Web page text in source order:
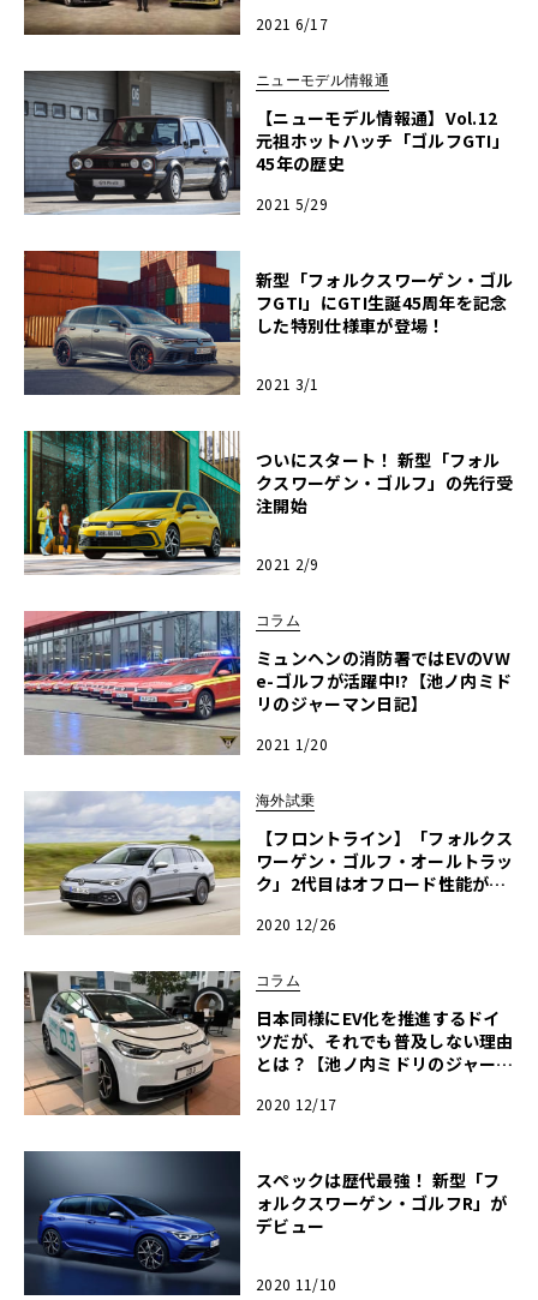
2021 6/17
ニューモデル情報通
【ニューモデル情報通】Vol.12
元祖ホットハッチ「ゴルフGTI」
45年の歴史
2021 5/29
新型「フォルクスワーゲン・ゴル
フGTI」にGTI生誕45周年を記念
した特別仕様車が登場！
2021 3/1
ついにスタート！ 新型「フォル
クスワーゲン・ゴルフ」の先行受
注開始
2021 2/9
コラム
ミュンヘンの消防署ではEVのVW
e-ゴルフが活躍中!?【池ノ内ミド
リのジャーマン日記】
2021 1/20
海外試乗
【フロントライン】「フォルクス
ワーゲン・ゴルフ・オールトラッ
ク」2代目はオフロード性能が向
2020 12/26
コラム
日本同様にEV化を推進するドイ
ツだが、それでも普及しない理由
とは？【池ノ内ミドリのジャーマ
2020 12/17
スペックは歴代最強！ 新型「フ
ォルクスワーゲン・ゴルフR」が
デビュー
2020 11/10